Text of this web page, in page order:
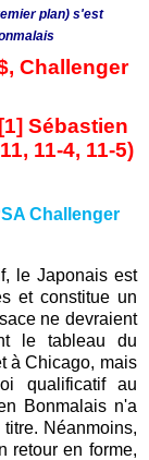
plan) s'est
Challenger
Sébastien
11-4, 11-5)
Challenger
le Japonais est
et constitue un
ne devraient
le tableau du
à Chicago, mais
qualificatif au
Bonmalais n'a
Néanmoins,
retour en forme,